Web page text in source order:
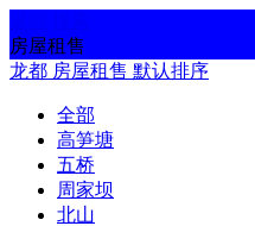
房屋租售
龙都 房屋租售 默认排序
全部
高笋塘
五桥
周家坝
北山